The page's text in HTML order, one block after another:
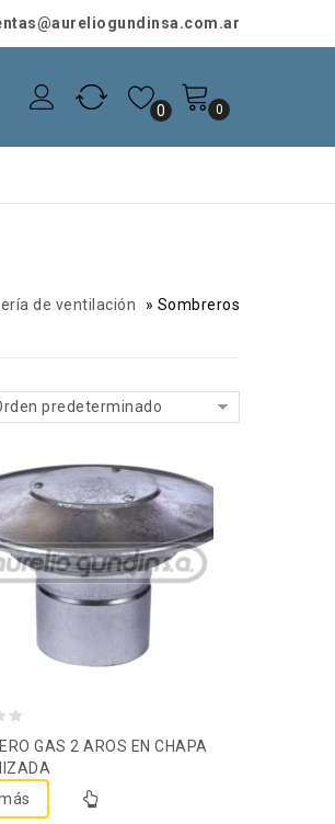
0 0
de ventilación » Sombreros
predeterminado
GAS 2 AROS EN CHAPA